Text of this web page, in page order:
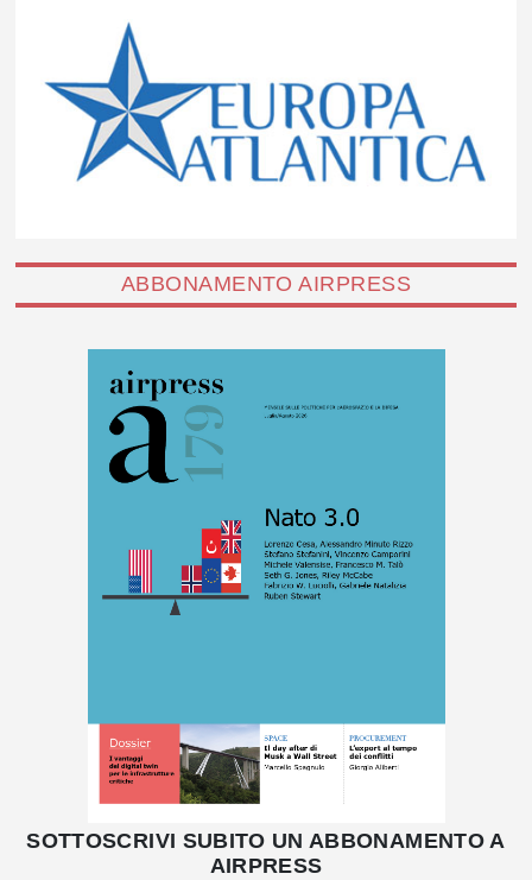
ABBONAMENTO AIRPRESS
SOTTOSCRIVI SUBITO UN ABBONAMENTO A
AIRPRESS